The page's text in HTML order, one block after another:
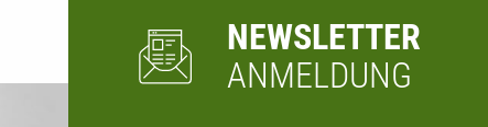
NEWSLETTER
ANMELDUNG